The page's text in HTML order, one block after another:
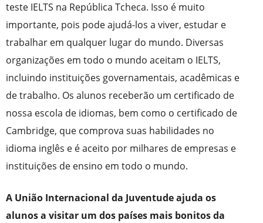
teste IELTS na República Tcheca. Isso é muito
importante, pois pode ajudá-los a viver, estudar e
trabalhar em qualquer lugar do mundo. Diversas
organizações em todo o mundo aceitam o IELTS,
incluindo instituições governamentais, acadêmicas e
de trabalho. Os alunos receberão um certificado de
nossa escola de idiomas, bem como o certificado de
Cambridge, que comprova suas habilidades no
idioma inglês e é aceito por milhares de empresas e
instituições de ensino em todo o mundo.
A União Internacional da Juventude ajuda os
alunos a visitar um dos países mais bonitos da